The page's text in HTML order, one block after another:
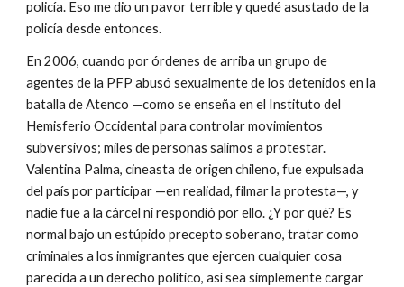
policía. Eso me dio un pavor terrible y quedé asustado de la
policía desde entonces.
En 2006, cuando por órdenes de arriba un grupo de
agentes de la PFP abusó sexualmente de los detenidos en la
batalla de Atenco —como se enseña en el Instituto del
Hemisferio Occidental para controlar movimientos
subversivos; miles de personas salimos a protestar.
Valentina Palma, cineasta de origen chileno, fue expulsada
del país por participar —en realidad, filmar la protesta—, y
nadie fue a la cárcel ni respondió por ello. ¿Y por qué? Es
normal bajo un estúpido precepto soberano, tratar como
criminales a los inmigrantes que ejercen cualquier cosa
parecida a un derecho político, así sea simplemente cargar